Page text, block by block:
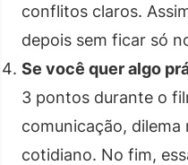
conflitos claros.
depois sem ficar só
Se você quer algo
3 pontos durante o
comunicação,
cotidiano. No fim,